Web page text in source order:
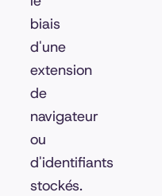
biais
d'une
extension
de
navigateur
ou
d'identifiants
stockés.